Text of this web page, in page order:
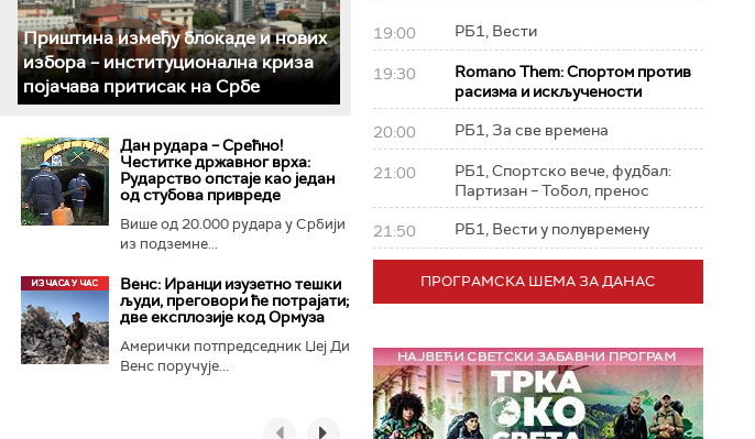
Приштина између блокаде и нових
избора – институционална криза
појачава притисак на Србе
Дан рудара – Срећно!
Честитке државног врха:
Рударство опстаје као један
од стубова привреде
Више од 20.000 рудара у Србији
из подземне...
Венс: Иранци изузетно тешки
људи, преговори ће потрајати;
две експлозије код Ормуза
Амерички потпредседник Џеј Ди
Венс поручује...
19:00 РБ1, Вести
19:30
Romano Them: Спортом против
расизма и искључености
20:00 РБ1, За све времена
21:00
РБ1, Спортско вече, фудбал:
Партизан – Тобол, пренос
21:50 РБ1, Вести у полувремену
ПРОГРАМСКА ШЕМА ЗА ДАНАС